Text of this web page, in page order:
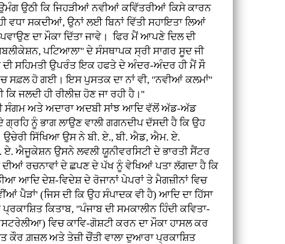
ਉਠੀ ਕਿ ਜਿਹੜੀਆਂ ਨਵੀਆਂ ਕਵਿੱਤਰੀਆਂ ਕਿਸੇ ਕਾਰਨ
ਸਕਦੀਆਂ, ਉਨਾਂ ਲਈ ਬਿਨਾਂ ਵਿੱਤੀ ਸਹਾਇਤਾ ਲਿਆਂ
ਦਾ ਮੌਕਾ ਦਿੱਤਾ ਜਾਵੇ। ਫਿਰ ਮੈਂ ਆਪਣੇ ਦਿਲ ਦੀ
ਪਟਿਆਲਾ'' ਦੇ ਸੰਸਥਾਪਕ ਸ੍ਰੀ ਸਾਗਰ ਸੂਦ ਜੀ
ਦੀ ਸਹਿਮਤੀ ਉਪਰੰਤ ਇਕ ਹਫਤੇ ਦੇ ਅੰਦਰ-ਅੰਦਰ ਹੀ ਮੈਂ ਸੌ
ਸਫ਼ਲ ਹੋ ਗਈ। ਇਸ ਪੁਸਤਕ ਦਾ ਨਾਂ ਵੀ, ''ਨਵੀਆਂ ਕਲਮਾਂ''
ਜਲਦੀ ਹੀ ਰੀਲੀਜ਼ ਹੋਣ ਜਾ ਰਹੀ ਹੈ।''
ਸੰਗਮ ਅਤੇ ਅਦਾਰਾ ਅਦਬੀ ਸਾਂਝ ਆਦਿ ਵੱਲੋਂ ਅੱਡ-ਅੱਡ
ਗ੍ਰਹਿ ਨੂੰ ਭਾਗ ਲਾਉਣ ਵਾਲੀ ਗਗਨਦੀਪ ਦੱਸਦੀ ਹੈ ਕਿ ਉਹ
ਉਚੇਰੀ ਸਿੱਖਿਆ ਉਸ ਨੇ ਬੀ. ਏ., ਬੀ. ਐਡ, ਐਮ. ਏ.
ਏ. ਐਜੂਕੇਸ਼ਨ ਉਸਨੇ ਲਵਲੀ ਯੂਨੀਵਰਸਿਟੀ ਦੇ ਭਾਰਤੀ ਸੈਂਟਰ
ਰਚਨਾਵਾਂ ਦੇ ਛਪਣ ਦੇ ਪੱਖ ਨੂੰ ਵੇਖਿਆਂ ਪਤਾ ਲੱਗਦਾ ਹੈ ਕਿ
ਆਦਿ ਦੇਸ਼-ਵਿਦੇਸ਼ ਦੇ ਰੋਜਾਨਾਂ ਪੇਪਰਾਂ ਤੇ ਮੈਗਜ਼ੀਨਾਂ ਵਿਚ
ਪੈੜਾਂ' (ਜਿਸ ਦੀ ਕਿ ਉਹ ਸੰਪਾਦਕ ਵੀ ਹੈ) ਆਦਿ ਦਾ ਹਿੱਸਾ
ਕਿਤਾਬ, ''ਪੰਜਾਬ ਦੀ ਸਮਕਾਲੀਨ ਹਿੰਦੀ ਕਵਿਤਾ-
ਵਿਚ ਕਾਵਿ-ਗੋਸ਼ਟੀ ਕਰਨ ਦਾ ਮੌਕਾ ਹਾਸਲ ਕਰ
ਕੌਰ ਗ਼ਜ਼ਲ ਅਤੇ ਤੇਜ਼ੀ ਚੌਂਤੀ ਵਾਲਾ ਦੁਆਰਾ ਪ੍ਰਕਾਸ਼ਿਤ